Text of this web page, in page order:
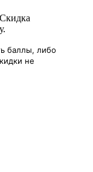
баллы, либо
не